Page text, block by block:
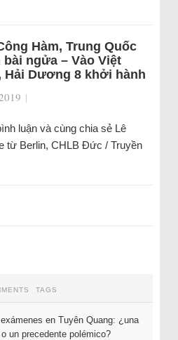
Hàm, Trung Quốc
bài ngửa – Vào Việt
Hải Dương 8 khởi hành
|
luận và cùng chia sẻ Lê
từ Berlin, CHLB Đức / Truyền
TAGS
en Tuyên Quang: ¿una
un precedente polémico?